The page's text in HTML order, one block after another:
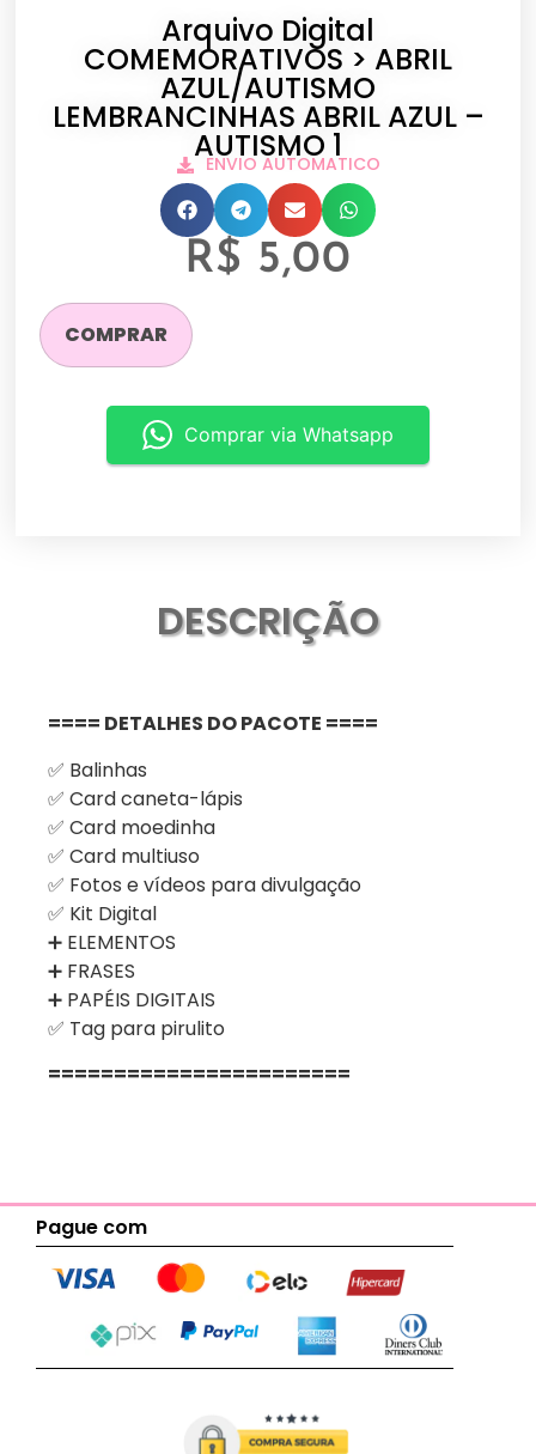
Arquivo Digital
COMEMORATIVOS > ABRIL
AZUL/AUTISMO
LEMBRANCINHAS ABRIL AZUL –
AUTISMO 1
ENVIO AUTOMATICO
R$ 5,00
COMPRAR
Comprar via Whatsapp
DESCRIÇÃO
==== DETALHES DO PACOTE ====
✅ Balinhas
✅ Card caneta-lápis
✅ Card moedinha
✅ Card multiuso
✅ Fotos e vídeos para divulgação
✅ Kit Digital
➕ ELEMENTOS
➕ FRASES
➕ PAPÉIS DIGITAIS
✅ Tag para pirulito
=======================
Pague com